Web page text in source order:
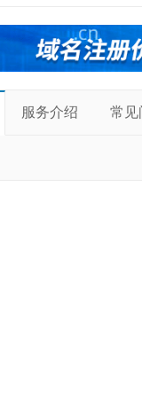
服务介绍 常见